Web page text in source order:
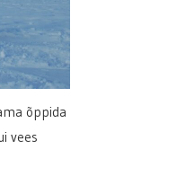
õppida
vees